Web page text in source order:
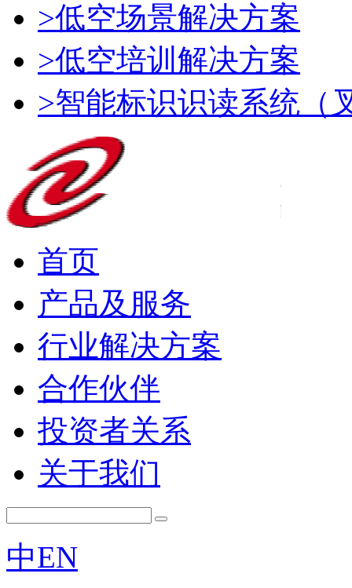
>低空场景解决方案
>低空培训解决方案
>智能标识识读系统（
首页
产品及服务
行业解决方案
合作伙伴
投资者关系
关于我们
中EN